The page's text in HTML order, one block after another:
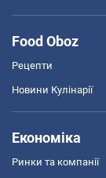
Food Oboz
Рецепти
Новини Кулінарії
Економіка
Ринки та компанії